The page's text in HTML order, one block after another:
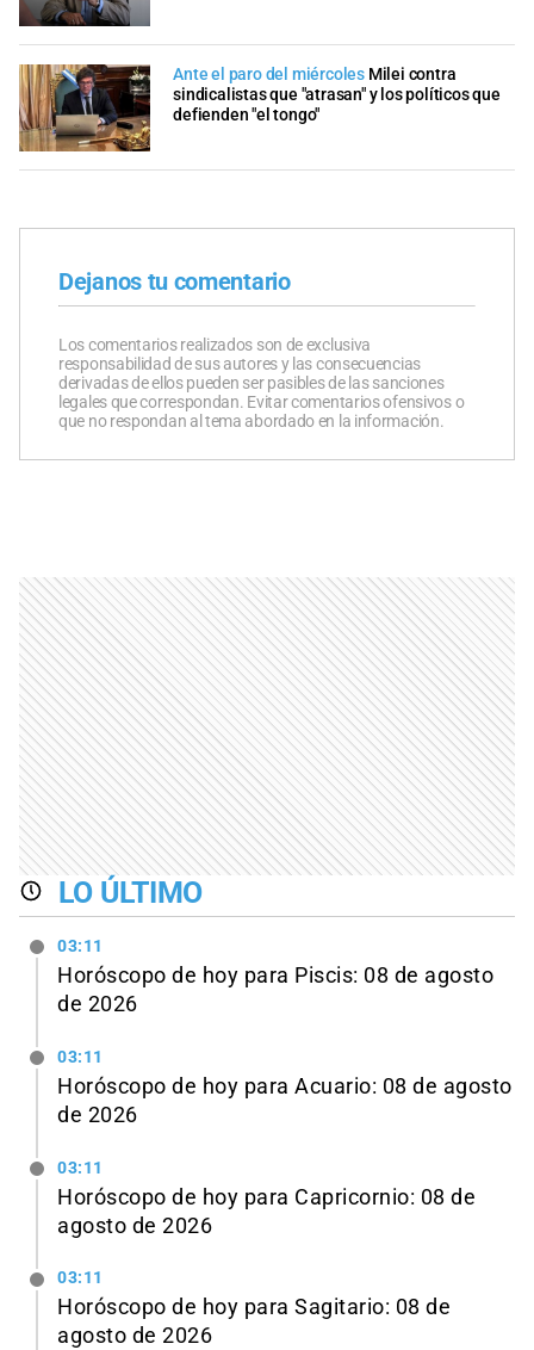
Ante el paro del miércoles Milei contra
sindicalistas que "atrasan" y los políticos que
defienden "el tongo"
Dejanos tu comentario
Los comentarios realizados son de exclusiva
responsabilidad de sus autores y las consecuencias
derivadas de ellos pueden ser pasibles de las sanciones
legales que correspondan. Evitar comentarios ofensivos o
que no respondan al tema abordado en la información.
LO ÚLTIMO
03:11
Horóscopo de hoy para Piscis: 08 de agosto
de 2026
03:11
Horóscopo de hoy para Acuario: 08 de agosto
de 2026
03:11
Horóscopo de hoy para Capricornio: 08 de
agosto de 2026
03:11
Horóscopo de hoy para Sagitario: 08 de
agosto de 2026